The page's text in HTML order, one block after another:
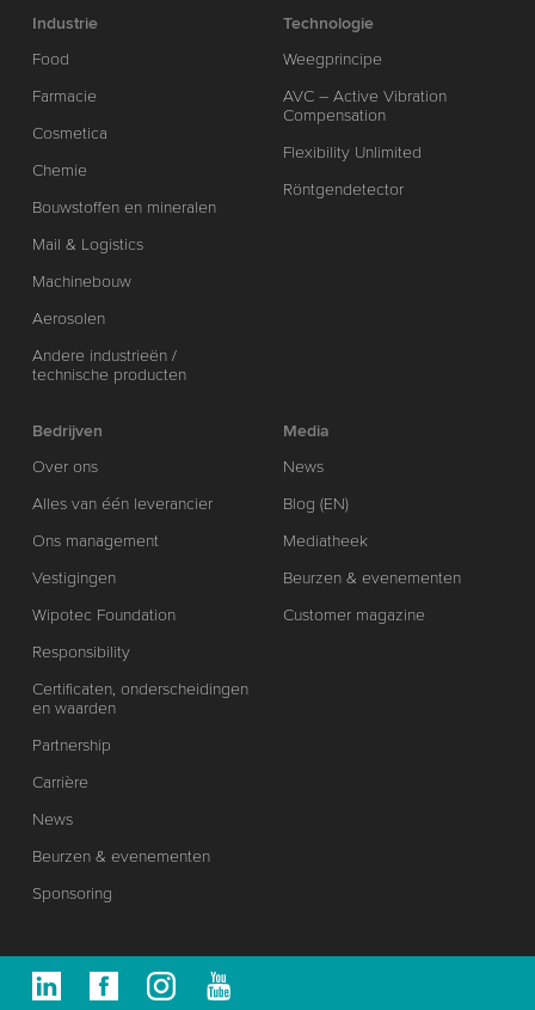
Industrie
Food
Farmacie
Cosmetica
Chemie
Bouwstoffen en mineralen
Mail & Logistics
Machinebouw
Aerosolen
Andere industrieën /
technische producten
Technologie
Weegprincipe
AVC – Active Vibration
Compensation
Flexibility Unlimited
Röntgendetector
Bedrijven
Over ons
Alles van één leverancier
Ons management
Vestigingen
Wipotec Foundation
Responsibility
Certificaten, onderscheidingen
en waarden
Partnership
Carrière
News
Beurzen & evenementen
Sponsoring
Media
News
Blog (EN)
Mediatheek
Beurzen & evenementen
Customer magazine